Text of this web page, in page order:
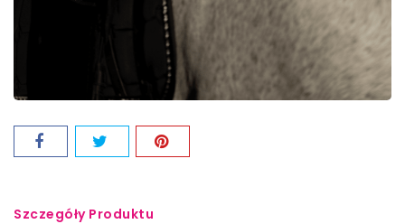
Szczegóły Produktu